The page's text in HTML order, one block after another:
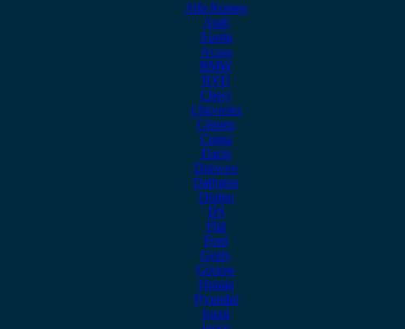
Alfa Romeo
Audi
Austin
Acura
BMW
BYD
Chery
Chevrolet
Citroen
Cupra
Dacia
Daewoo
Daihatsu
Dodge
DS
Fiat
Ford
Geely
Gonow
Honda
Hyundai
Isuzu